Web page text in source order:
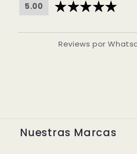
5.00
Reviews por
Nuestras Marcas